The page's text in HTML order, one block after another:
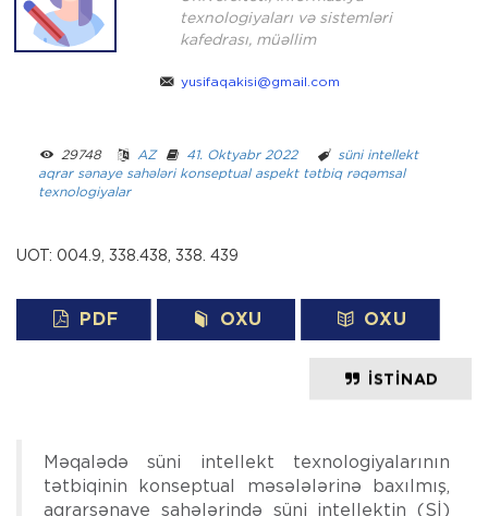
texnologiyaları və sistemləri
kafedrası, müəllim
yusifaqakisi@gmail.com
29748 ­ ­ AZ­ ­ 41. Oktyabr 2022­ ­­ ­
süni intellekt
aqrar sənaye sahələri konseptual aspekt tətbiq rəqəmsal
texnologiyalar
UOT: 004.9, 338.438, 338. 439
PDF OXU OXU
İSTINAD
Məqalədə süni intellekt texnologiyalarının
tətbiqinin konseptual məsələlərinə baxılmış,
aqrarsənaye sahələrində süni intellektin (Sİ)